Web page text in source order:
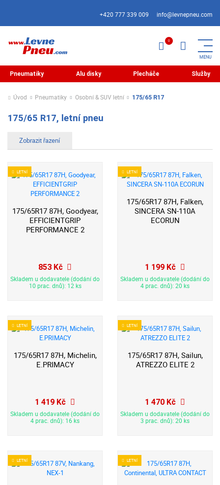
+420 777 339 009 info@levnepneu.com
Pneumatiky Alu disky Plecháče Služby
Úvod Pneumatiky Osobní & SUV letní 175/65 R17
175/65 R17, letní pneu
LETNÍ
175/65R17 87H, Goodyear,
EFFICIENTGRIP
PERFORMANCE 2
853 Kč
Skladem u dodavatele (dodání do
10 prac. dnů): 12 ks
LETNÍ
175/65R17 87H, Falken,
SINCERA SN-110A
ECORUN
1 199 Kč
Skladem u dodavatele (dodání do
4 prac. dnů): 20 ks
LETNÍ
175/65R17 87H, Michelin,
E.PRIMACY
1 419 Kč
Skladem u dodavatele (dodání do
4 prac. dnů): 16 ks
LETNÍ
175/65R17 87H, Sailun,
ATREZZO ELITE 2
1 470 Kč
Skladem u dodavatele (dodání do
3 prac. dnů): 20 ks
LETNÍ LETNÍ